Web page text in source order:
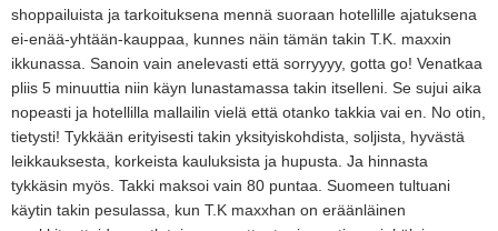
shoppailuista ja tarkoituksena mennä suoraan hotellille ajatuksena
ei-enää-yhtään-kauppaa, kunnes näin tämän takin T.K. maxxin
ikkunassa. Sanoin vain anelevasti että sorryyyy, gotta go! Venatkaa
pliis 5 minuuttia niin käyn lunastamassa takin itselleni. Se sujui aika
nopeasti ja hotellilla mallailin vielä että otanko takkia vai en. No otin,
tietysti! Tykkään erityisesti takin yksityiskohdista, soljista, hyvästä
leikkauksesta, korkeista kauluksista ja hupusta. Ja hinnasta
tykkäsin myös. Takki maksoi vain 80 puntaa. Suomeen tultuani
käytin takin pesulassa, kun T.K maxxhan on eräänläinen